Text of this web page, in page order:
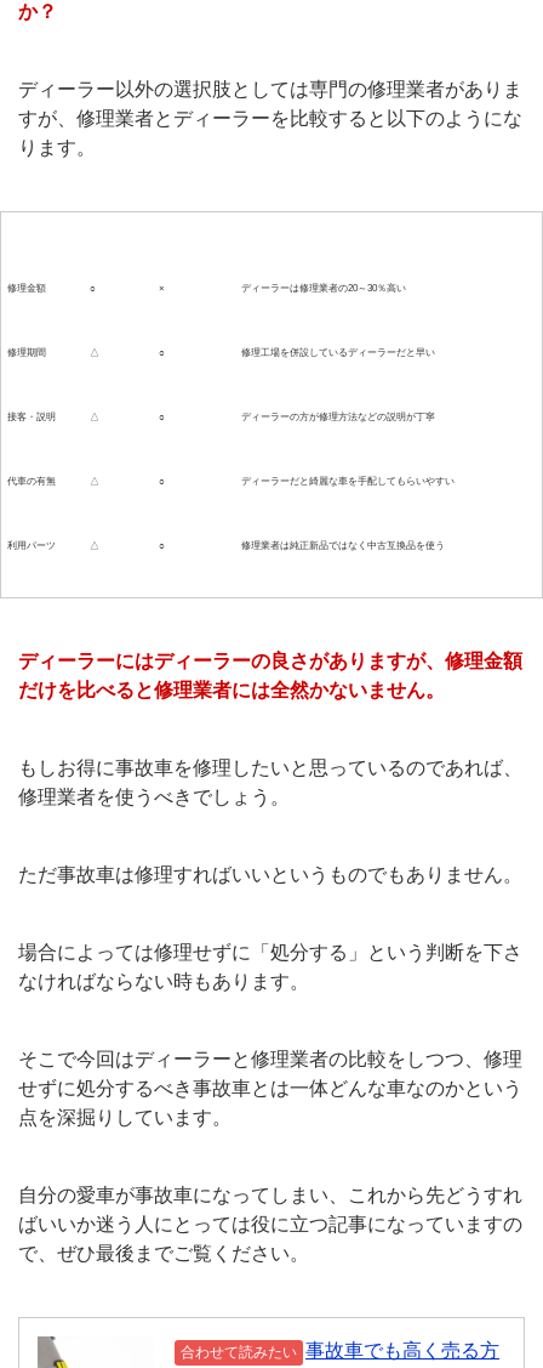
か？
ディーラー以外の選択肢としては専門の修理業者がありま
すが、修理業者とディーラーを比較すると以下のようにな
ります。
修理金額 ○ × ディーラーは修理業者の20～30％高い
修理期間 △ ○ 修理工場を併設しているディーラーだと早い
接客・説明 △ ○ ディーラーの方が修理方法などの説明が丁寧
代車の有無 △ ○ ディーラーだと綺麗な車を手配してもらいやすい
利用パーツ △ ○ 修理業者は純正新品ではなく中古互換品を使う
ディーラーにはディーラーの良さがありますが、修理金額
だけを比べると修理業者には全然かないません。
もしお得に事故車を修理したいと思っているのであれば、
修理業者を使うべきでしょう。
ただ事故車は修理すればいいというものでもありません。
場合によっては修理せずに「処分する」という判断を下さ
なければならない時もあります。
そこで今回はディーラーと修理業者の比較をしつつ、修理
せずに処分するべき事故車とは一体どんな車なのかという
点を深掘りしています。
自分の愛車が事故車になってしまい、これから先どうすれ
ばいいか迷う人にとっては役に立つ記事になっていますの
で、ぜひ最後までご覧ください。
合わせて読みたい 事故車でも高く売る方